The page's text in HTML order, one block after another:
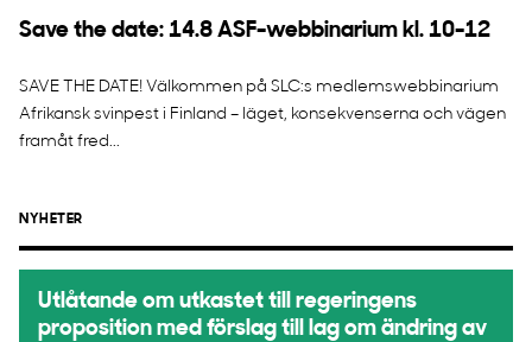
Save the date: 14.8 ASF-webbinarium kl. 10-12
SAVE THE DATE! Välkommen på SLC:s medlemswebbinarium
Afrikansk svinpest i Finland – läget, konsekvenserna och vägen
framåt fred...
NYHETER
Utlåtande om utkastet till regeringens
proposition med förslag till lag om ändring av